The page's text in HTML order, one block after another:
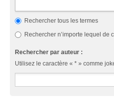
Rechercher tous les termes
Rechercher n’importe lequel de
Rechercher par auteur :
Utilisez le caractère « * » comme